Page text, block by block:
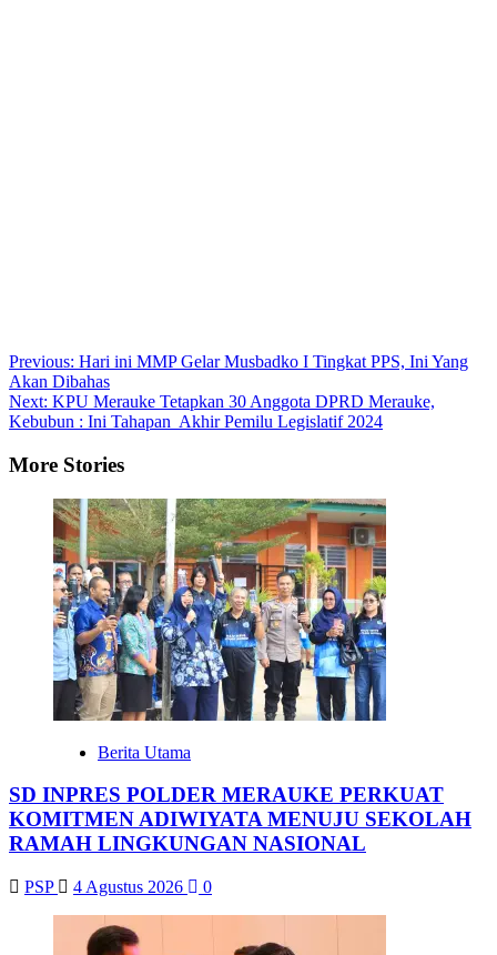
Post
navigation
Previous: Hari ini MMP Gelar Musbadko I Tingkat PPS, Ini Yang
Akan Dibahas
Next: KPU Merauke Tetapkan 30 Anggota DPRD Merauke,
Kebubun : Ini Tahapan Akhir Pemilu Legislatif 2024
More Stories
Berita Utama
SD INPRES POLDER MERAUKE PERKUAT
KOMITMEN ADIWIYATA MENUJU SEKOLAH
RAMAH LINGKUNGAN NASIONAL
PSP 4 Agustus 2026 0